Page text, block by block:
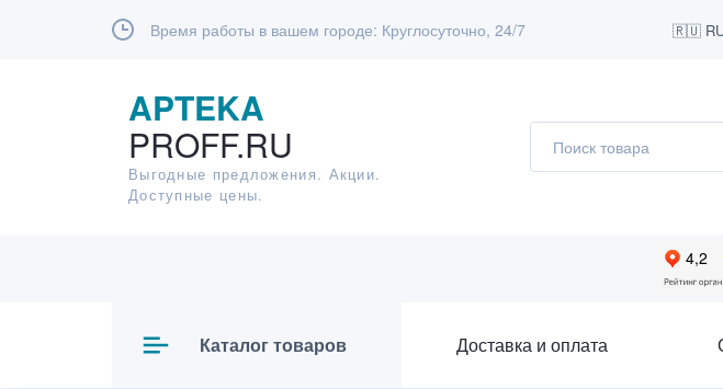
Время работы в вашем городе: Круглосуточно, 24/7 🇷🇺
APTEKA
PROFF.RU
Выгодные предложения. Акции.
Доступные цены.
Каталог товаров Доставка и оплата